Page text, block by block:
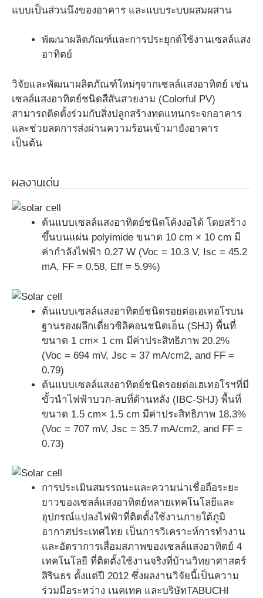
แบบเป็นส่วนนึงของอาคาร และแบบระบบผสมผสาน
พัฒนาผลิตภัณฑ์และการประยุกต์ใช้งานเซลล์แสง
อาทิตย์
วิจัยและพัฒนาผลิตภัณฑ์ใหม่ๆจากเซลล์แสงอาทิตย์ เช่น
เซลล์แสงอาทิตย์ชนิดสีสันสวยงาม (Colorful PV)
สามารถติดตั้งร่วมกับสิ่งปลูกสร้างทดแทนกระจกอาคาร
และช่วยลดการส่งผ่านความร้อนเข้ามายังอาคาร
เป็นต้น
ผลงานเด่น
ต้นแบบเซลล์แสงอาทิตย์ชนิดโค้งงอได้ โดยสร้าง
ขึ้นบนแผ่น polyimide ขนาด 10 cm × 10 cm มี
ค่ากำลังไฟฟ้า 0.27 W (Voc = 10.3 V, Isc = 45.2
mA, FF = 0.58, Eff = 5.9%)
ต้นแบบเซลล์แสงอาทิตย์ชนิดรอยต่อเฮเทอโรบน
ฐานรองผลึกเดี่ยวซิลิคอนชนิดเอ็น (SHJ) พื้นที่
ขนาด 1 cm× 1 cm มีค่าประสิทธิภาพ 20.2%
(Voc = 694 mV, Jsc = 37 mA/cm2, and FF =
0.79)
ต้นแบบเซลล์แสงอาทิตย์ชนิดรอยต่อเฮเทอโรฯที่มี
ขั้วนำไฟฟ้าบวก-ลบที่ด้านหลัง (IBC-SHJ) พื้นที่
ขนาด 1.5 cm× 1.5 cm มีค่าประสิทธิภาพ 18.3%
(Voc = 707 mV, Jsc = 35.7 mA/cm2, and FF =
0.73)
การประเมินสมรรถนะและความน่าเชื่อถือระยะ
ยาวของเซลล์แสงอาทิตย์หลายเทคโนโลยีและ
อุปกรณ์แปลงไฟฟ้าที่ติดตั้งใช้งานภายใต้ภูมิ
อากาศประเทศไทย เป็นการวิเคราะห์การทำงาน
และอัตราการเสื่อมสภาพของเซลล์แสงอาทิตย์ 4
เทคโนโลยี ที่ติดตั้งใช้งานจริงที่บ้านวิทยาศาสตร์
สิรินธร ตั้งแต่ปี 2012 ซึ่งผลงานวิจัยนี้เป็นความ
ร่วมมือระหว่าง เนคเทค และบริษัทTABUCHI